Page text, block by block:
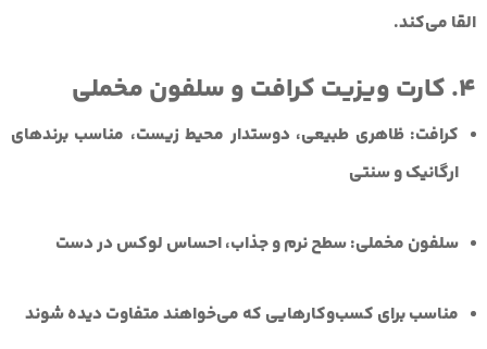
القا می‌کند.
4. کارت ویزیت کرافت و سلفون مخملی
کرافت: ظاهری طبیعی، دوستدار محیط زیست، مناسب برندهای
ارگانیک و سنتی
سلفون مخملی: سطح نرم و جذاب، احساس لوکس در دست
مناسب برای کسب‌وکارهایی که می‌خواهند متفاوت دیده شوند